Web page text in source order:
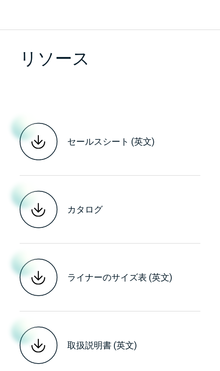
リソース
セールスシート (英文)
カタログ
ライナーのサイズ表 (英文)
取扱説明書 (英文)